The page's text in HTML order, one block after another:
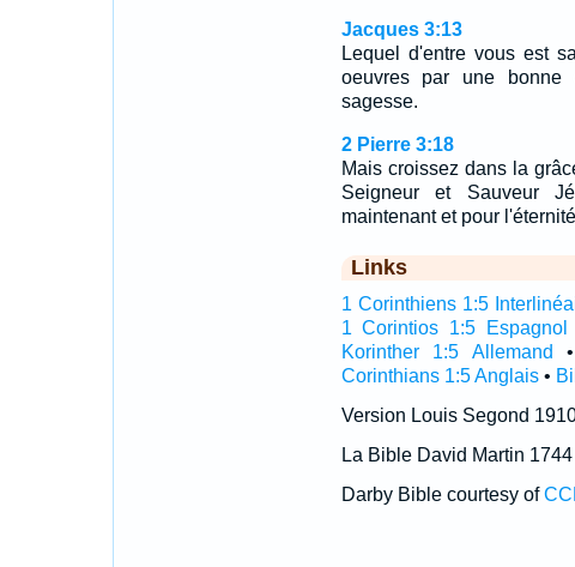
Jacques 3:13
Lequel d'entre vous est
oeuvres par une
sagesse.
2 Pierre 3:18
Mais croissez dans la
Seigneur et Sauveur
maintenant et pour
Links
1 Corinthiens 1:5
1 Corintios 1:5 Espagnol
Korinther 1:5 Allemand
Corinthians 1:5 Anglais•
Version Louis Segond
La Bible David Martin 1744
Darby Bible courtesy of